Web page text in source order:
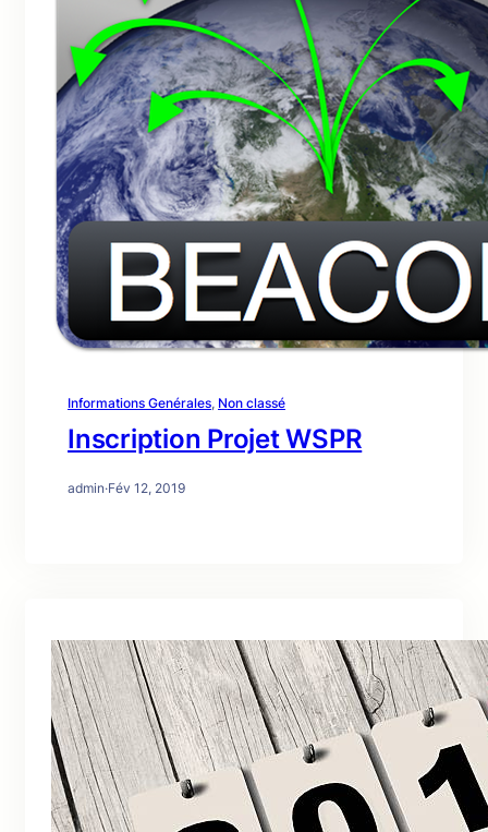
Informations Genérales, Non classé
Inscription Projet WSPR
admin·Fév 12, 2019